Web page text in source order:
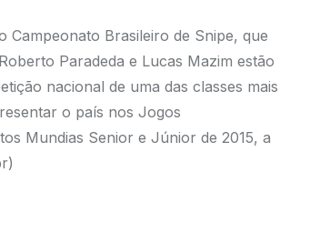
Campeonato Brasileiro de Snipe, que
Paradeda e Lucas Mazim estão
nacional de uma das classes mais
o país nos Jogos
Mundias Senior e Júnior de 2015, a
)